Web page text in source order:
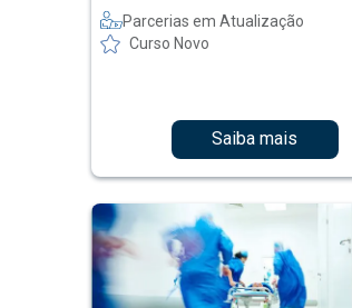
Parcerias em Atualização
Curso Novo
Saiba mais